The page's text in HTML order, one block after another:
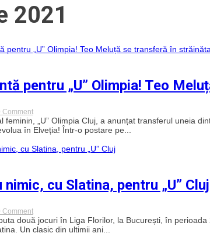
2021
pentru „U” Olimpia! Teo
Commenton
Pierdere
importantă
pentru
Olimpia!
transferă
în
feminin, „U” Olimpia Cluj, a anunțat transferul uneia
în Elveția! Într-o postare pe...
cu Slatina, pentru „U” Cluj
Commenton
Meci
de
totul
două jocuri în Liga Florilor, la București, în
Un clasic din ultimii ani...